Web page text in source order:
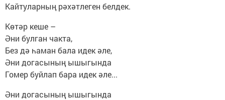
Кайтуларның рәхәтлеген белдек.
Көтәр кеше –
Әни булган чакта,
Без дә һаман бала идек әле,
Әни догасының ышыгында
Гомер буйлап бара идек әле...
Әни догасының ышыгында